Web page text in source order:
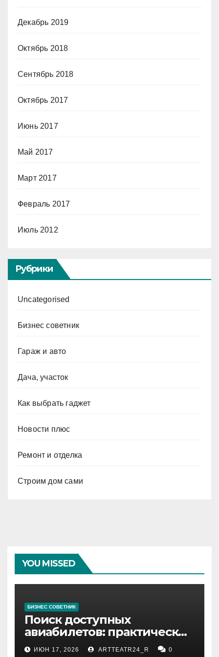
Декабрь 2019
Октябрь 2018
Сентябрь 2018
Октябрь 2017
Июнь 2017
Май 2017
Март 2017
Февраль 2017
Июль 2012
Рубрики
Uncategorised
Бизнес советник
Гараж и авто
Дача, участок
Как выбрать гаджет
Новости плюс
Ремонт и отделка
Строим дом сами
YOU MISSED
БИЗНЕС СОВЕТНИК
Поиск доступных
авиабилетов: практические
рекомендации
ИЮН 17, 2026 ARTTEATR24_R 0